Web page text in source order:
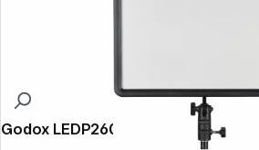
Godox LEDP260 Flat LED Video Light